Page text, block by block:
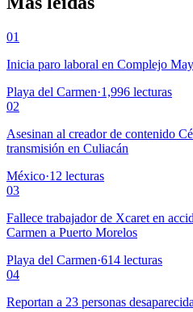
01
Inicia paro laboral en Complejo
Playa del Carmen·1,996 lecturas
02
Asesinan al creador de contenido
transmisión en Culiacán
México·12 lecturas
03
Fallece trabajador de Xcaret en
Carmen a Puerto Morelos
Playa del Carmen·614 lecturas
04
Reportan a 23 personas